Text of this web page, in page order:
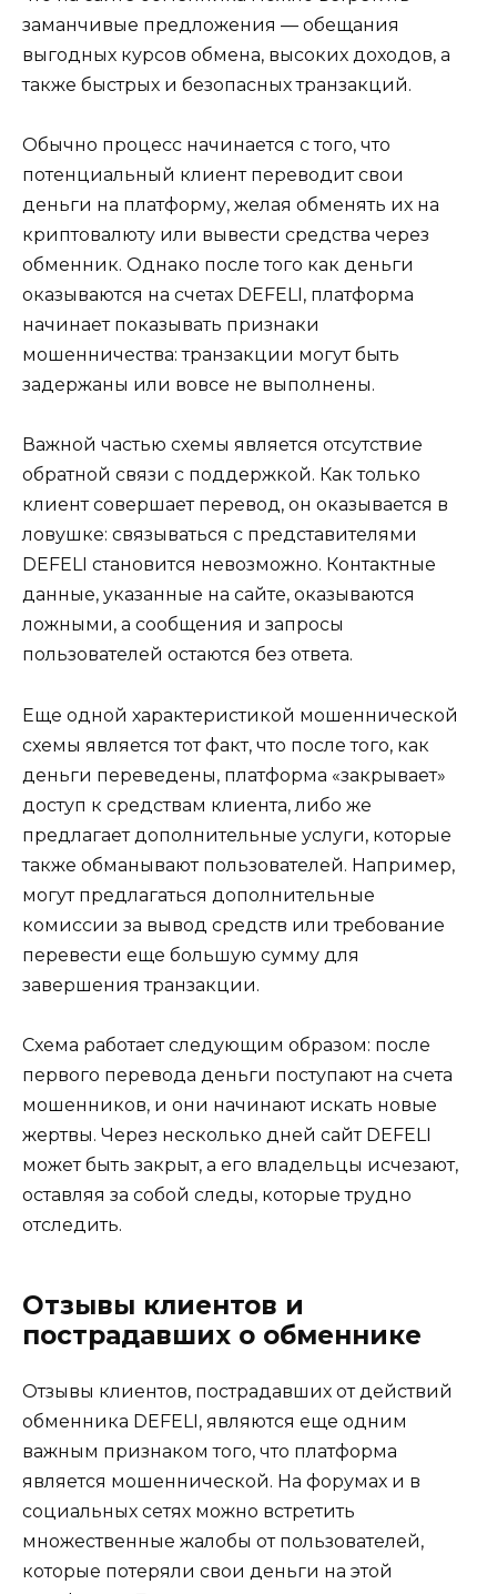
заманчивые предложения — обещания
выгодных курсов обмена, высоких доходов, а
также быстрых и безопасных транзакций.
Обычно процесс начинается с того, что
потенциальный клиент переводит свои
деньги на платформу, желая обменять их на
криптовалюту или вывести средства через
обменник. Однако после того как деньги
оказываются на счетах DEFELI, платформа
начинает показывать признаки
мошенничества: транзакции могут быть
задержаны или вовсе не выполнены.
Важной частью схемы является отсутствие
обратной связи с поддержкой. Как только
клиент совершает перевод, он оказывается в
ловушке: связываться с представителями
DEFELI становится невозможно. Контактные
данные, указанные на сайте, оказываются
ложными, а сообщения и запросы
пользователей остаются без ответа.
Еще одной характеристикой мошеннической
схемы является тот факт, что после того, как
деньги переведены, платформа «закрывает»
доступ к средствам клиента, либо же
предлагает дополнительные услуги, которые
также обманывают пользователей. Например,
могут предлагаться дополнительные
комиссии за вывод средств или требование
перевести еще большую сумму для
завершения транзакции.
Схема работает следующим образом: после
первого перевода деньги поступают на счета
мошенников, и они начинают искать новые
жертвы. Через несколько дней сайт DEFELI
может быть закрыт, а его владельцы исчезают,
оставляя за собой следы, которые трудно
отследить.
Отзывы клиентов и
пострадавших о обменнике
Отзывы клиентов, пострадавших от действий
обменника DEFELI, являются еще одним
важным признаком того, что платформа
является мошеннической. На форумах и в
социальных сетях можно встретить
множественные жалобы от пользователей,
которые потеряли свои деньги на этой